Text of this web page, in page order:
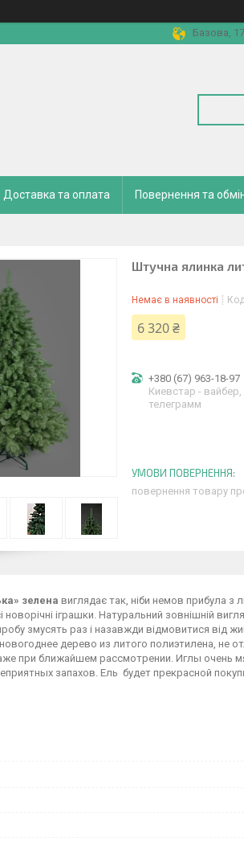
Базова,
Доставка та оплата Повернення та
Штучна ялинка
Немає в наявності
6 320 ₴
+380 (67) 963-18-97
Киевстар - вайбер,
телеграмм
повернення товару
зелена виглядає так, ніби немов прибула з
іграшки. Натуральний зовнішній
змусять раз і назавжди відмовитися від
дерево из литого полиэтилена, не
при ближайшем рассмотрении. Иглы
запахов. Ель будет прекрасной